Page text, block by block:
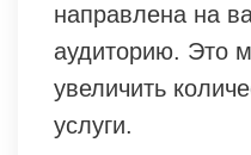
направлена на
аудиторию. Это
увеличить
услуги.